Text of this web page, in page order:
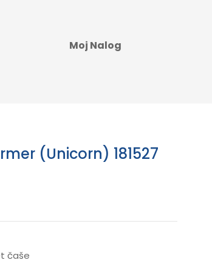
Moj Nalog
(Unicorn) 181527
čaše